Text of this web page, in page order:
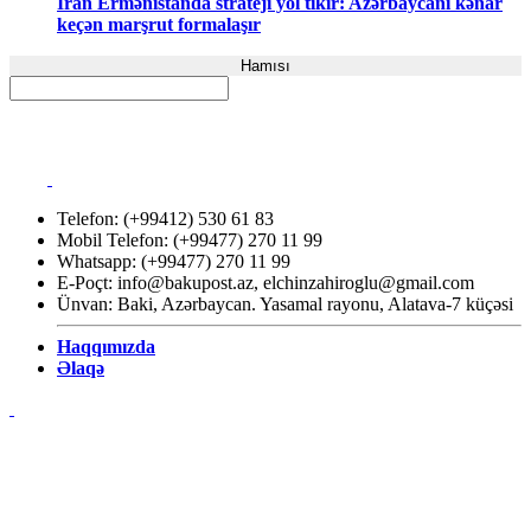
keçən marşrut formalaşır
Hamısı
Telefon: (+99412) 530 61 83
Mobil Telefon: (+99477) 270 11 99
Whatsapp: (+99477) 270 11 99
E-Poçt: info@bakupost.az, elchinzahiroglu@gmail.com
Ünvan: Baki, Azərbaycan. Yasamal rayonu, Alatava-7 küçəsi
Haqqımızda
Əlaqə